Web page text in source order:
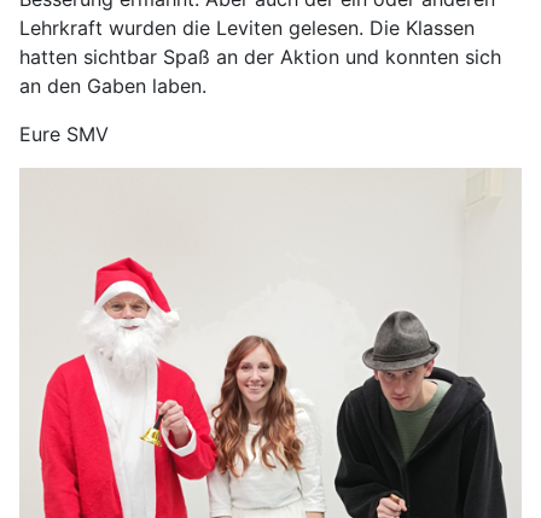
Lehrkraft wurden die Leviten gelesen. Die Klassen
hatten sichtbar Spaß an der Aktion und konnten sich
an den Gaben laben.
Eure SMV